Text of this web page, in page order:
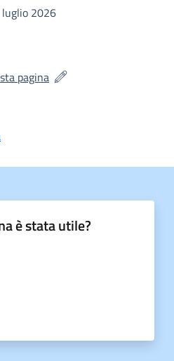
luglio 2026
in una nuova finestra)
pagina (si apre in una nuova
è stata utile?